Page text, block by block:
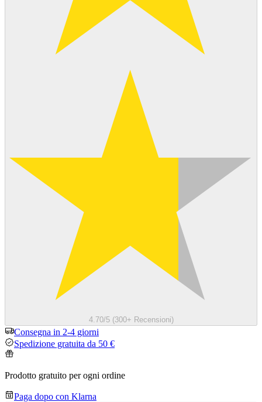
4.70/5 (300+ Recensioni)
Consegna in 2-4 giorni
Spedizione gratuita da 50 €
Prodotto gratuito per ogni ordine
Paga dopo con Klarna